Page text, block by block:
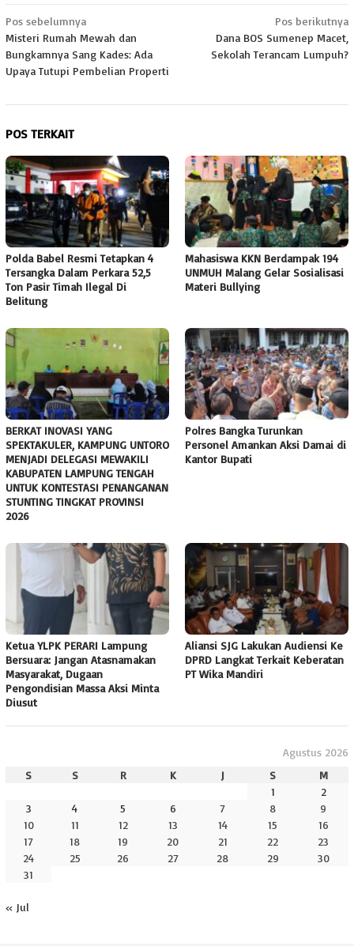
Navigasi
pos
Pos sebelumnya
Misteri Rumah Mewah dan
Bungkamnya Sang Kades: Ada
Upaya Tutupi Pembelian Properti
Pos berikutnya
Dana BOS Sumenep Macet,
Sekolah Terancam Lumpuh?
POS TERKAIT
Polda Babel Resmi Tetapkan 4
Tersangka Dalam Perkara 52,5
Ton Pasir Timah Ilegal Di
Belitung
Mahasiswa KKN Berdampak 194
UNMUH Malang Gelar Sosialisasi
Materi Bullying
BERKAT INOVASI YANG
SPEKTAKULER, KAMPUNG UNTORO
MENJADI DELEGASI MEWAKILI
KABUPATEN LAMPUNG TENGAH
UNTUK KONTESTASI PENANGANAN
STUNTING TINGKAT PROVINSI
2026
Polres Bangka Turunkan
Personel Amankan Aksi Damai di
Kantor Bupati
Ketua YLPK PERARI Lampung
Bersuara: Jangan Atasnamakan
Masyarakat, Dugaan
Pengondisian Massa Aksi Minta
Diusut
Aliansi SJG Lakukan Audiensi Ke
DPRD Langkat Terkait Keberatan
PT Wika Mandiri
Agustus 2026
S
S R K J S
M
1
2
3
4 5 6 7 8
9
10
11 12 13 14 15
16
17
18 19 20 21 22
23
24
25 26 27 28 29
30
31
« Jul